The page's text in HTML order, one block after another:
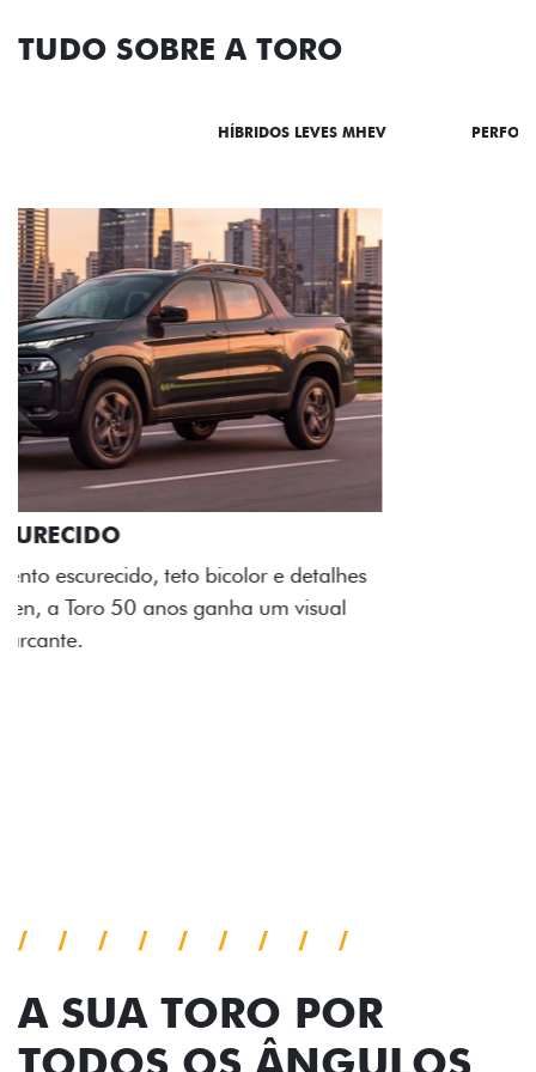
TUDO SOBRE A TORO
HÍBRIDOS LEVES MHEV
ADESIVOS ESTILIZADOS
Os adesivos aplicados no capô e nas laterais
reforçam a identidade única dessa edição para lá de
comemorativa.
TODOS OS ÂNGULOS